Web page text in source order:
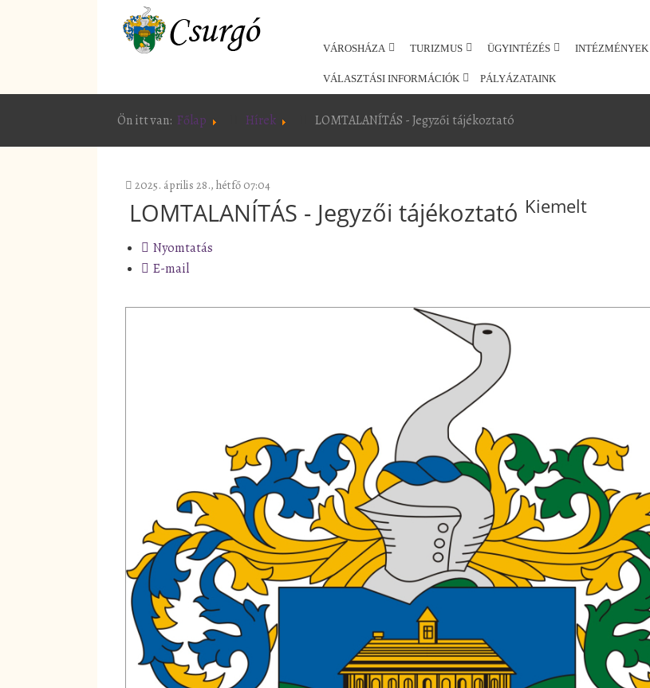
VÁROSHÁZA TURIZMUS ÜGYINTÉZÉS INTÉZMÉNYEK
VÁLASZTÁSI INFORMÁCIÓK PÁLYÁZATAINK
Ön itt van: Főlap Hírek LOMTALANÍTÁS - Jegyzői tájékoztató
2025. április 28., hétfő 07:04
LOMTALANÍTÁS - Jegyzői tájékoztató Kiemelt
Nyomtatás
E-mail